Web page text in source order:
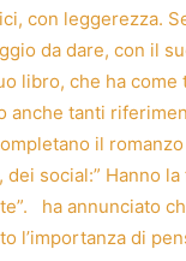
con leggerezza.
da dare, con il
libro, che ha
anche tanti
il
social:” Hanno
ha annunciato
l’importanza di